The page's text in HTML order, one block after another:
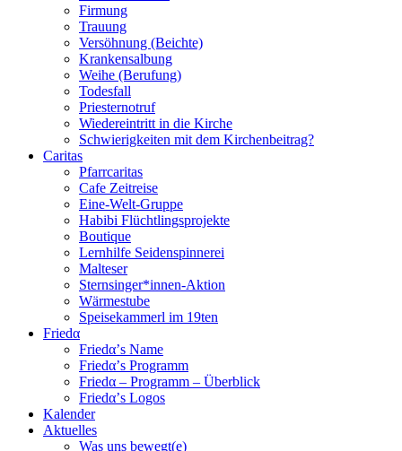
Firmung
Trauung
Versöhnung (Beichte)
Krankensalbung
Weihe (Berufung)
Todesfall
Priesternotruf
Wiedereintritt in die Kirche
Schwierigkeiten mit dem Kirchenbeitrag?
Caritas
Pfarrcaritas
Cafe Zeitreise
Eine-Welt-Gruppe
Habibi Flüchtlingsprojekte
Boutique
Lernhilfe Seidenspinnerei
Malteser
Sternsinger*innen-Aktion
Wärmestube
Speisekammerl im 19ten
Friedα
Friedα’s Name
Friedα’s Programm
Friedα – Programm – Überblick
Friedα’s Logos
Kalender
Aktuelles
Was uns bewegt(e)